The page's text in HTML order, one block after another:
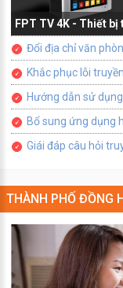
FPT TV 4K - Thiết
Đổi địa chỉ văn
Khắc phục lỗi
Hướng dẫn sử
Bổ sung ứng dụng
Giái đáp câu hỏi
THÀNH PHỐ ĐỒNG